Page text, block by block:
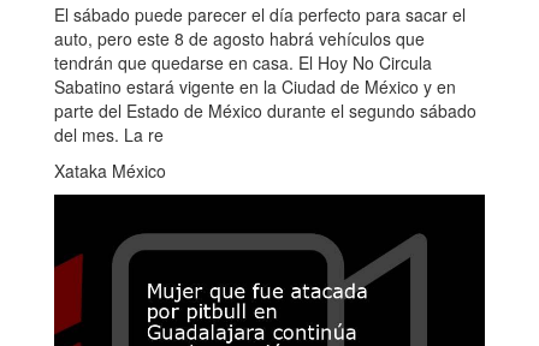
El sábado puede parecer el día perfecto para sacar el
auto, pero este 8 de agosto habrá vehículos que
tendrán que quedarse en casa. El Hoy No Circula
Sabatino estará vigente en la Ciudad de México y en
parte del Estado de México durante el segundo sábado
del mes. La re
Xataka México